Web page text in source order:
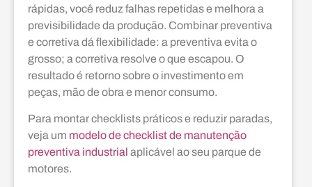
rápidas, você reduz falhas repetidas e melhora a
previsibilidade da produção. Combinar preventiva
e corretiva dá flexibilidade: a preventiva evita o
grosso; a corretiva resolve o que escapou. O
resultado é retorno sobre o investimento em
peças, mão de obra e menor consumo.
Para montar checklists práticos e reduzir paradas,
veja um modelo de checklist de manutenção
preventiva industrial aplicável ao seu parque de
motores.